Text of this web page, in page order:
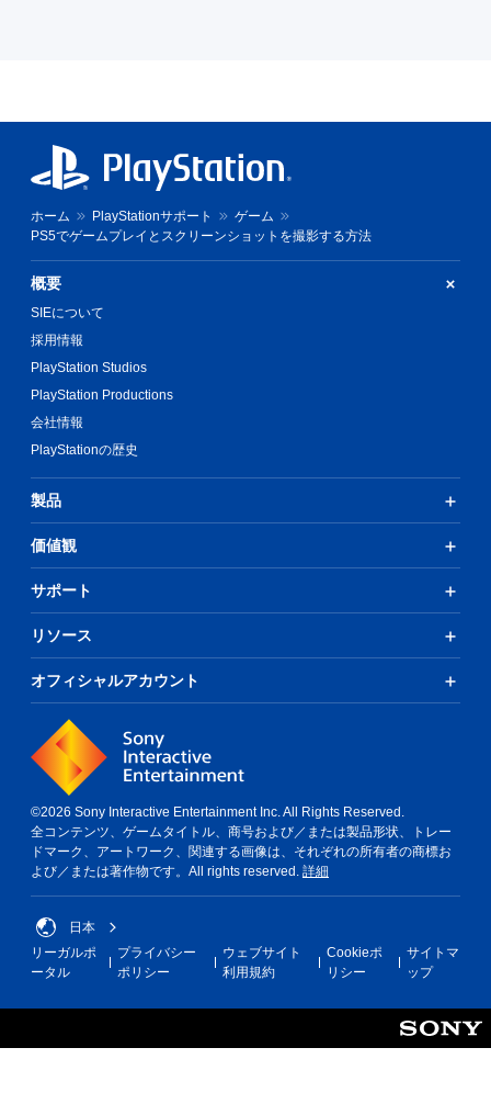
ホーム PlayStationサポート
ゲーム
PS5でゲームプレイとスクリーンショットを撮影する方法
概要
SIEについて
採用情報
PlayStation Studios
PlayStation Productions
会社情報
PlayStationの歴史
製品
価値観
サポート
リソース
オフィシャルアカウント
©2026 Sony Interactive Entertainment Inc. All Rights Reserved.
全コンテンツ、ゲームタイトル、商号および／または製品形状、トレー
ドマーク、アートワーク、関連する画像は、それぞれの所有者の商標お
よび／または著作物です。All rights reserved. 詳細
日本
リーガルポ
ータル
プライバシー
ポリシー
ウェブサイト
利用規約
Cookieポ
リシー
サイトマ
ップ